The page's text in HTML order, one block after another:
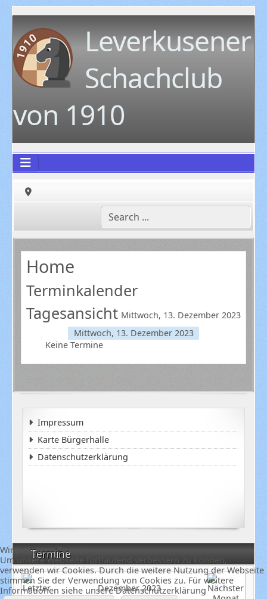
Leverkusener
Schachclub
von 1910
Termine
Dezember 2023
Home
Terminkalender
Tagesansicht Mittwoch, 13. Dezember 2023
Mittwoch, 13. Dezember 2023
Keine Termine
Impressum
Karte Bürgerhalle
Datenschutzerklärung
Wir benutzen Cookies
Um unsere Webseite fortlaufend verbessern zu können,
verwenden wir Cookies. Durch die weitere Nutzung der Webseite
stimmen Sie der Verwendung von Cookies zu. Für weitere
Informationen siehe unsere Datenschutzerklärung